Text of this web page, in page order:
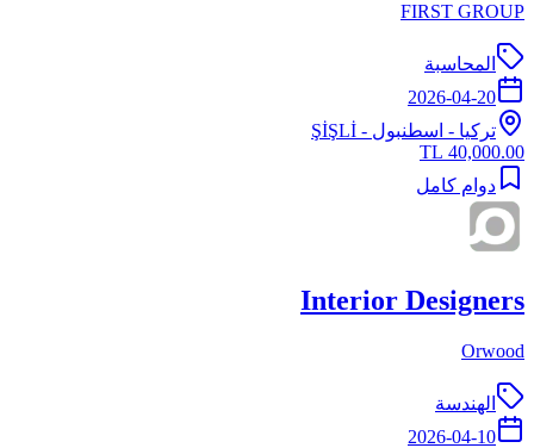
FIRST GROUP
المحاسبة
2026-04-20
تركيا - اسطنبول - ŞİŞLİ
40,000.00 TL
دوام كامل
Interior Designers
Orwood
الهندسة
2026-04-10